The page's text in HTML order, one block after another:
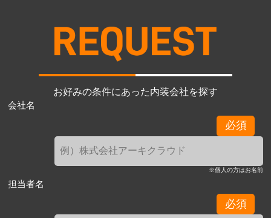
お好みの条件にあった内装会社を探す
会社名
必須
※個人の方はお名前
担当者名
必須